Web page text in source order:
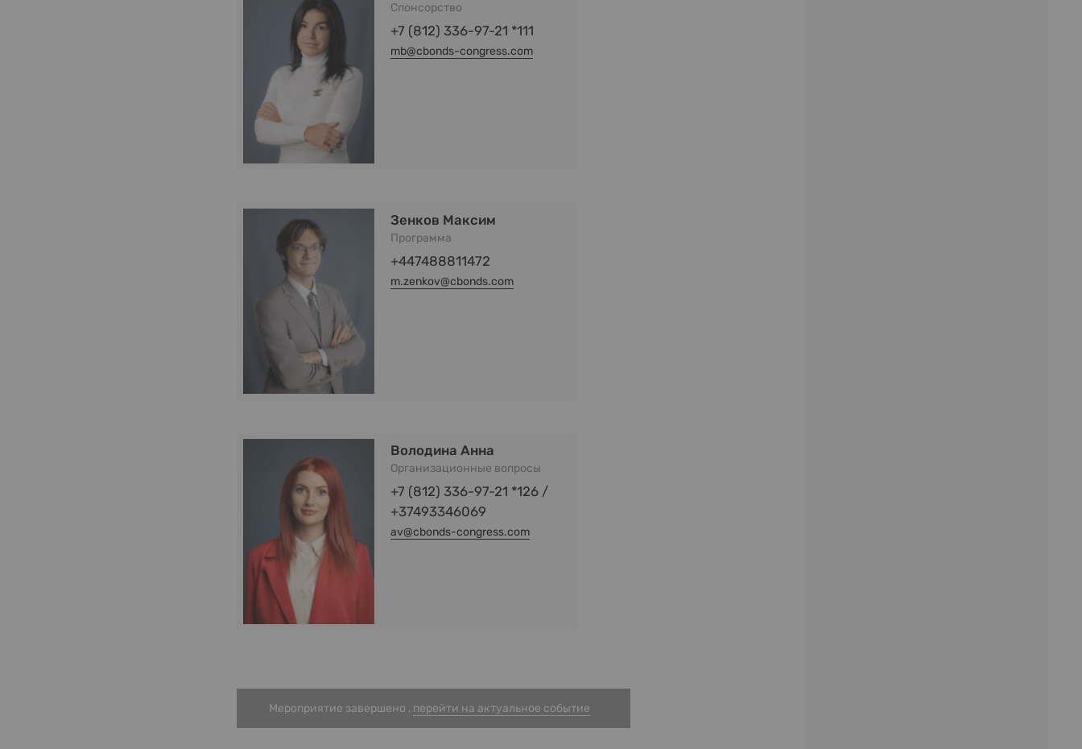
Спонсорство
+7 (812) 336-97-21 *111
mb@cbonds-congress.com
Зенков Максим
Программа
+447488811472
m.zenkov@cbonds.com
Володина Анна
Организационные вопросы
+7 (812) 336-97-21 *126 /
+37493346069
av@cbonds-congress.com
Мероприятие завершено , перейти на актуальное событие